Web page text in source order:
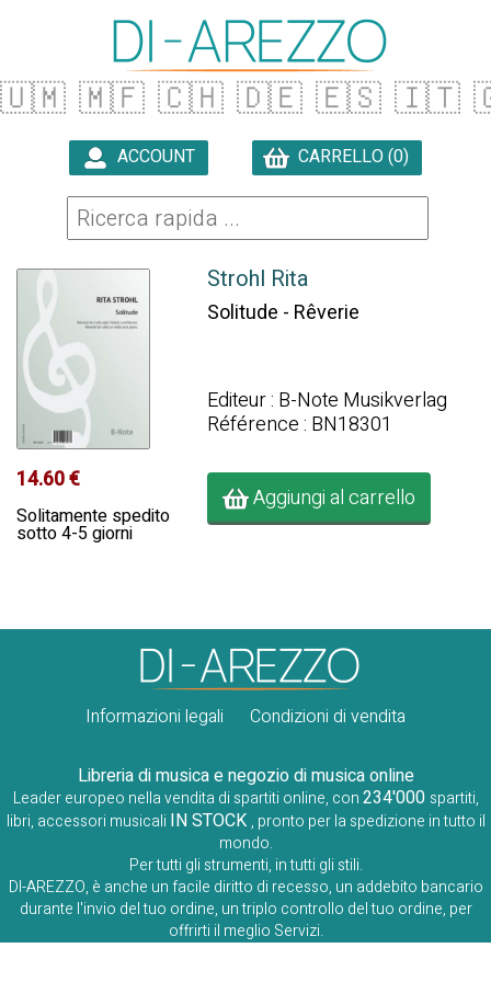
🇺🇲 🇲🇫 🇨🇭 🇩🇪 🇪🇸 🇮🇹
ACCOUNT CARRELLO (0)
14.60 €
Solitamente spedito
sotto 4-5 giorni
Strohl Rita
Solitude - Rêverie
Editeur : B-Note Musikverlag
Référence : BN18301
Aggiungi al carrello
Informazioni legali Condizioni di vendita
Libreria di musica e negozio di musica online
Leader europeo nella vendita di spartiti online, con234'000 spartiti,
libri, accessori musicali IN STOCK , pronto per la spedizione in tutto il
mondo.
Per tutti gli strumenti, in tutti gli stili.
DI-AREZZO, è anche un facile diritto di recesso, un addebito bancario
durante l'invio del tuo ordine, un triplo controllo del tuo ordine, per
offrirti il ​​meglio Servizi.